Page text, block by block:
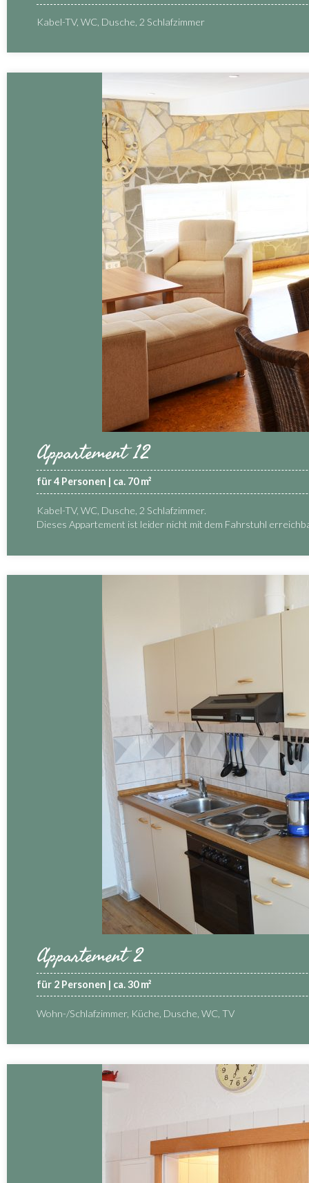
Kabel-TV, WC, Dusche, 2 Schlafzimmer
Appartement 12
für 4 Personen | ca. 70 m²
Kabel-TV, WC, Dusche, 2 Schlafzimmer.
Dieses Appartement ist leider nicht mit dem Fahrstuhl
Appartement 2
für 2 Personen | ca. 30 m²
Wohn-/Schlafzimmer, Küche, Dusche, WC, TV